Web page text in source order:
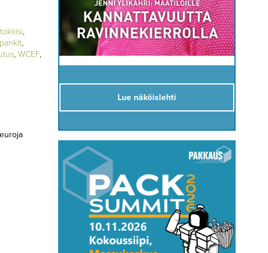
,
pankit,
, WCEF,
Lue näköislehti